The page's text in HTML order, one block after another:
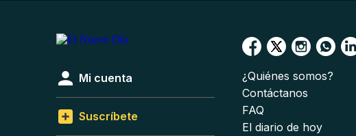
Mi cuenta
Suscríbete
¿Quiénes somos?
Contáctanos
FAQ
El diario de hoy